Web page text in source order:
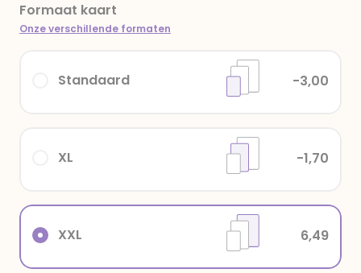
Formaat kaart
Onze verschillende formaten
XXL 6,49
XL -1,70
Standaard -3,00